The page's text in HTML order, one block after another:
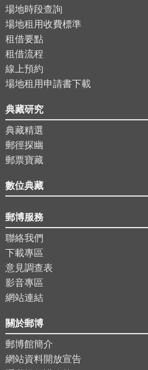
場地時段查詢
場地租用收費標準
租借要點
租借流程
線上預約
場地租用申請書下載
典藏研究
典藏精選
郵徑探幽
郵票寶藏
數位典藏
郵博服務
聯絡我們
下載專區
意見調查表
影音專區
網站連結
關於郵博
郵博館簡介
網站資料開放宣告